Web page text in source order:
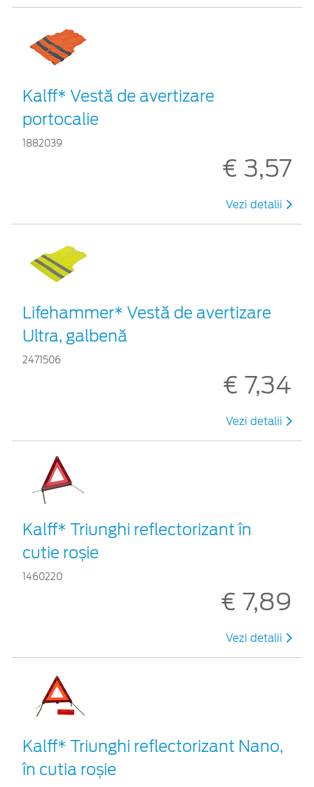
Kalff* Vestă de avertizare
portocalie
1882039
€ 3,57
Vezi detalii
Lifehammer* Vestă de avertizare
Ultra, galbenă
2471506
€ 7,34
Vezi detalii
Kalff* Triunghi reflectorizant în
cutie roșie
1460220
€ 7,89
Vezi detalii
Kalff* Triunghi reflectorizant Nano,
în cutia roșie